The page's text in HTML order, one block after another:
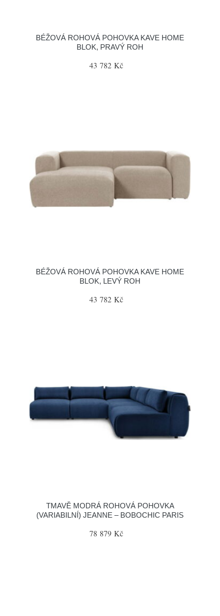
BÉŽOVÁ ROHOVÁ POHOVKA KAVE HOME
BLOK, PRAVÝ ROH
43 782 Kč
BÉŽOVÁ ROHOVÁ POHOVKA KAVE HOME
BLOK, LEVÝ ROH
43 782 Kč
TMAVĚ MODRÁ ROHOVÁ POHOVKA
(VARIABILNÍ) JEANNE – BOBOCHIC PARIS
78 879 Kč